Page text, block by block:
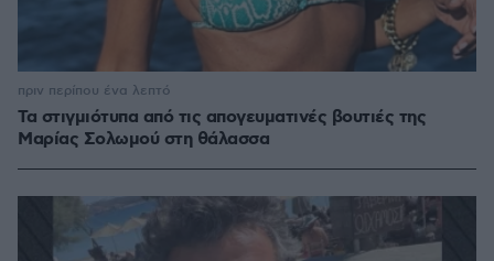
Τα στιγμιότυπα από τις απογευματινές βουτιές της
Μαρίας Σολωμού στη θάλασσα
πριν περίπου ένα λεπτό